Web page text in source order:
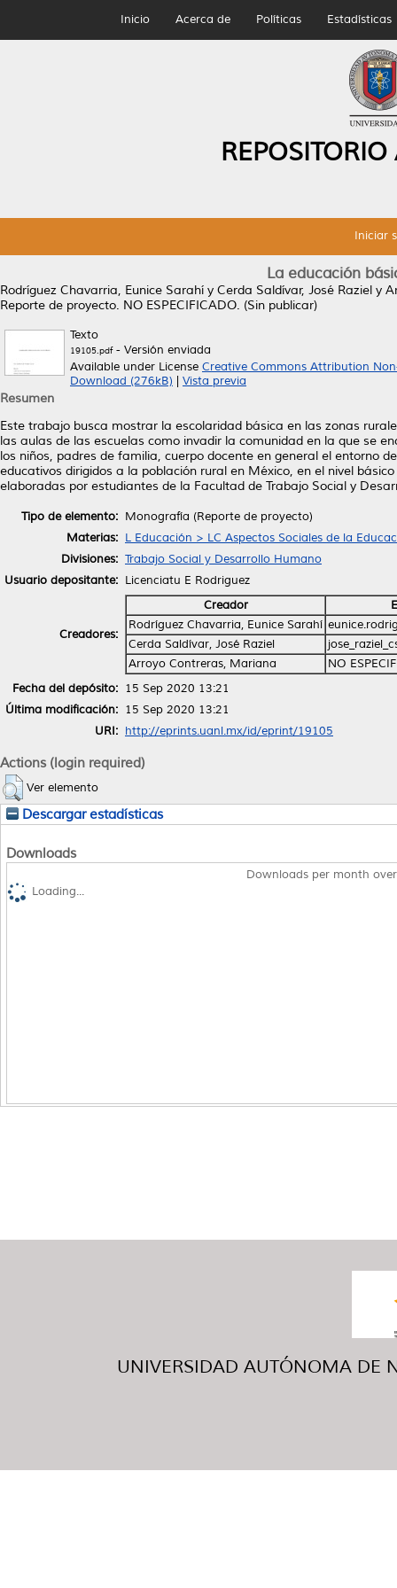
Inicio Acerca de Políticas Estadísticas
Iniciar
La educación
Rodríguez Chavarria, Eunice Sarahí y Cerda Saldívar, José Raziel y
Reporte de proyecto. NO ESPECIFICADO. (Sin publicar)
Texto
19105.pdf- Versión enviada
Available under License Creative Commons Attribution
Download (276kB)
Vista previa
Resumen
Este trabajo busca mostrar la escolaridad básica en las zonas
las aulas de las escuelas como invadir la comunidad en la que se
los niños, padres de familia, cuerpo docente en general el entorno
educativos dirigidos a la población rural en México, en el nivel
elaboradas por estudiantes de la Facultad de Trabajo Social y
Tipo de elemento: Monografía (Reporte de proyecto)
Materias: L Educación > LC Aspectos Sociales de la
Divisiones: Trabajo Social y Desarrollo Humano
Usuario depositante: Licenciatu E Rodriguez
Creadores:
Creador
Rodríguez Chavarria, Eunice Sarahí
Cerda Saldívar, José Raziel
Arroyo Contreras, Mariana
NO
Fecha del depósito: 15 Sep 2020 13:21
Última modificación: 15 Sep 2020 13:21
URI: http://eprints.uanl.mx/id/eprint/19105
Actions (login required)
Ver elemento
Descargar estadísticas
Downloads
Downloads per month
Loading...
UNIVERSIDAD AUTÓNOMA DE